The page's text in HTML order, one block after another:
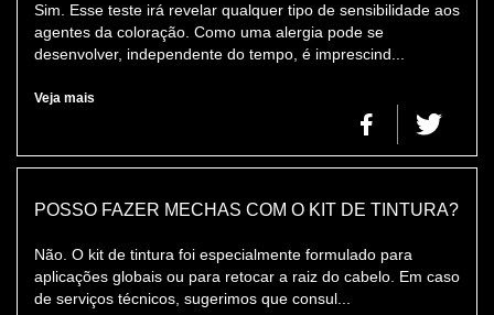
Sim. Esse teste irá revelar qualquer tipo de sensibilidade aos
agentes da coloração. Como uma alergia pode se
desenvolver, independente do tempo, é imprescind...
Veja mais
POSSO FAZER MECHAS COM O KIT DE TINTURA?
Não. O kit de tintura foi especialmente formulado para
aplicações globais ou para retocar a raiz do cabelo. Em caso
de serviços técnicos, sugerimos que consul...